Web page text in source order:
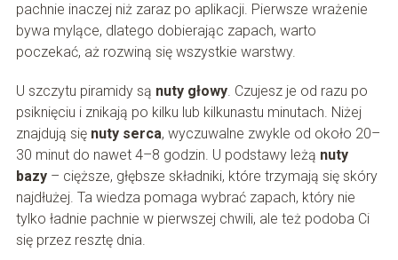
pachnie inaczej niż zaraz po aplikacji. Pierwsze wrażenie
bywa mylące, dlatego dobierając zapach, warto
poczekać, aż rozwiną się wszystkie warstwy.
U szczytu piramidy są nuty głowy. Czujesz je od razu po
psiknięciu i znikają po kilku lub kilkunastu minutach. Niżej
znajdują się nuty serca, wyczuwalne zwykle od około 20–
30 minut do nawet 4–8 godzin. U podstawy leżą nuty
bazy– cięższe, głębsze składniki, które trzymają się skóry
najdłużej. Ta wiedza pomaga wybrać zapach, który nie
tylko ładnie pachnie w pierwszej chwili, ale też podoba Ci
się przez resztę dnia.